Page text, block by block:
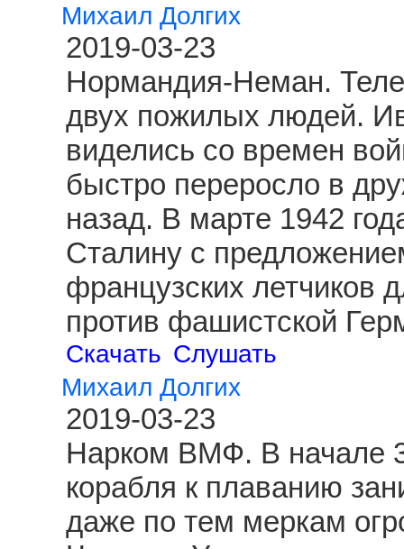
Михаил Долгих
2019-03-23
Нормандия-Неман.
двух пожилых людей.
виделись со времен
быстро переросло в
назад. В марте 1942
Сталину с
французских летчиков
против фашистской
Скачать Слушать
Михаил Долгих
2019-03-23
Нарком ВМФ. В начале
корабля к плаванию
даже по тем меркам